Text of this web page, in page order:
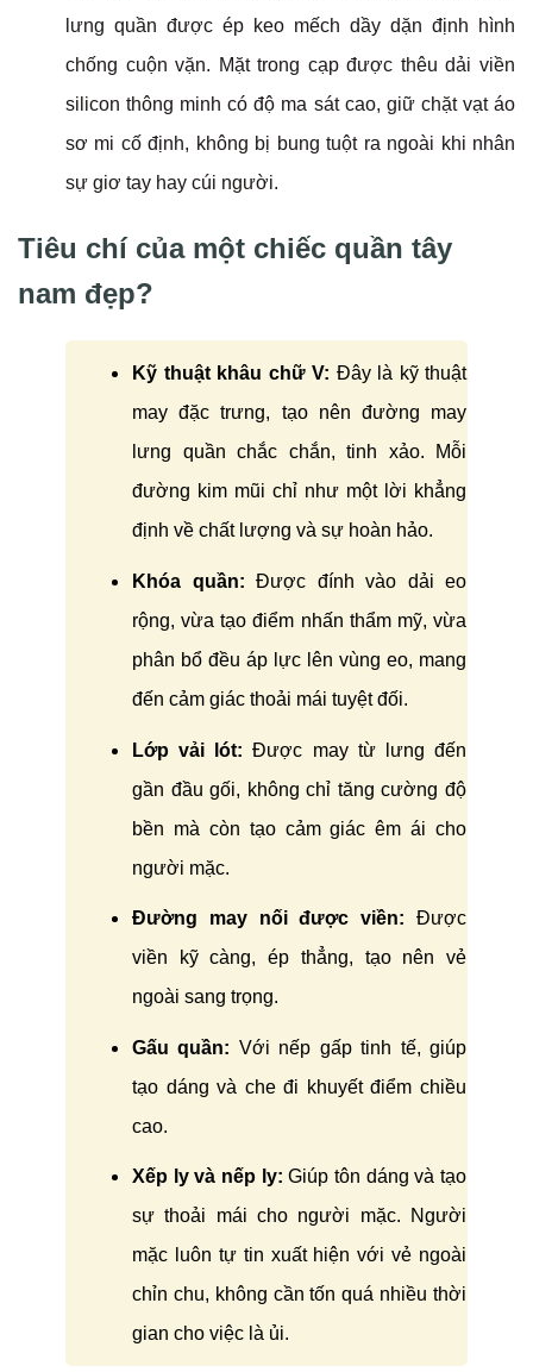
lưng quần được ép keo mếch dầy dặn định hình
chống cuộn vặn. Mặt trong cạp được thêu dải viền
silicon thông minh có độ ma sát cao, giữ chặt vạt áo
sơ mi cố định, không bị bung tuột ra ngoài khi nhân
sự giơ tay hay cúi người.
Tiêu chí của một chiếc quần tây
nam đẹp?
Kỹ thuật khâu chữ V: Đây là kỹ thuật
may đặc trưng, tạo nên đường may
lưng quần chắc chắn, tinh xảo. Mỗi
đường kim mũi chỉ như một lời khẳng
định về chất lượng và sự hoàn hảo.
Khóa quần: Được đính vào dải eo
rộng, vừa tạo điểm nhấn thẩm mỹ, vừa
phân bổ đều áp lực lên vùng eo, mang
đến cảm giác thoải mái tuyệt đối.
Lớp vải lót: Được may từ lưng đến
gần đầu gối, không chỉ tăng cường độ
bền mà còn tạo cảm giác êm ái cho
người mặc.
Đường may nối được viền: Được
viền kỹ càng, ép thẳng, tạo nên vẻ
ngoài sang trọng.
Gấu quần: Với nếp gấp tinh tế, giúp
tạo dáng và che đi khuyết điểm chiều
cao.
Xếp ly và nếp ly: Giúp tôn dáng và tạo
sự thoải mái cho người mặc. Người
mặc luôn tự tin xuất hiện với vẻ ngoài
chỉn chu, không cần tốn quá nhiều thời
gian cho việc là ủi.